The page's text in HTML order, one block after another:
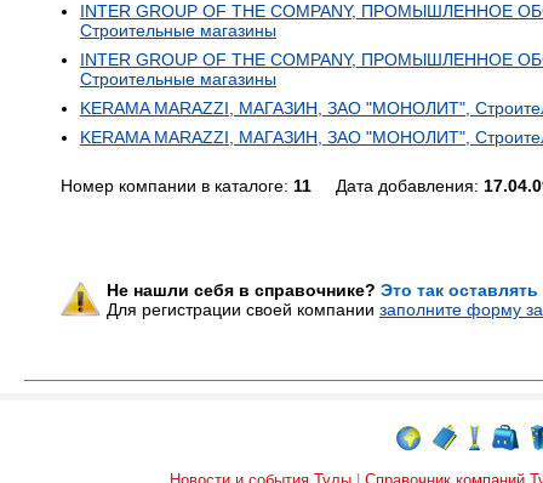
INTER GROUP OF THE COMPANY, ПРОМЫШЛЕННОЕ
Строительные магазины
INTER GROUP OF THE COMPANY, ПРОМЫШЛЕННОЕ
Строительные магазины
KERAMA MARAZZI, МАГАЗИН, ЗАО "МОНОЛИТ",
KERAMA MARAZZI, МАГАЗИН, ЗАО "МОНОЛИТ",
Номер компании в каталоге: 11 Дата добавления:
Не нашли себя в справочнике? Это так
Для регистрации своей компании заполните форму